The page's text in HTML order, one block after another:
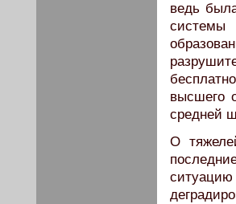
ведь
системы
высшего
средней
О